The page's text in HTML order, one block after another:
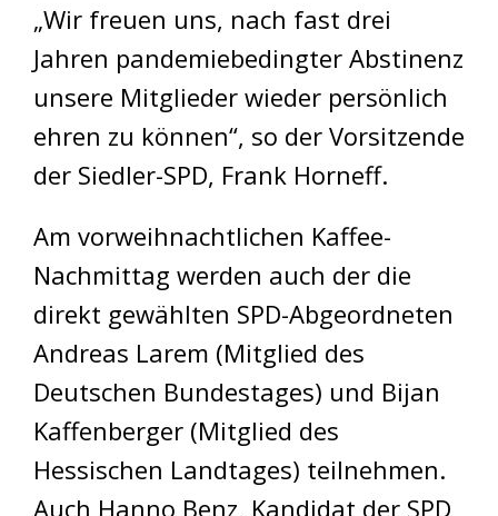
„Wir freuen uns, nach fast drei
Jahren pandemiebedingter Abstinenz
unsere Mitglieder wieder persönlich
ehren zu können“, so der Vorsitzende
der Siedler-SPD, Frank Horneff.
Am vorweihnachtlichen Kaffee-
Nachmittag werden auch der die
direkt gewählten SPD-Abgeordneten
Andreas Larem (Mitglied des
Deutschen Bundestages) und Bijan
Kaffenberger (Mitglied des
Hessischen Landtages) teilnehmen.
Auch Hanno Benz, Kandidat der SPD